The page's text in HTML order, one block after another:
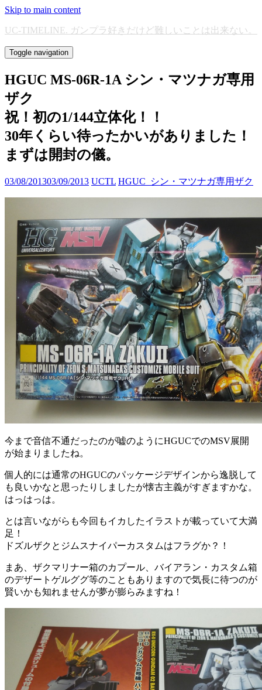
Skip to main content
UC-TIMELINE. ガンプラ好きだけど難しいことは出来ない。
Toggle navigation
HGUC MS-06R-1A シン・マツナガ専用
ザク
祝！初の1/144立体化！！
30年くらい待ったかいがありました！
まずは開封の儀。
03/08/201303/09/2013 UCTL HGUC_シン・マツナガ専用ザク
今まで音信不通だったのが嘘のようにHGUCでのMSV展開
が始まりましたね。
個人的には通常のHGUCのパッケージデザインから逸脱して
も良いかなと思ったりしましたが懐古主義がすぎますかな。
はっはっは。
とは言いながらも今回もイカしたイラストが載っていて大満
足！
ドズルザクとジムスナイパーカスタムはフラグか？！
まあ、ザクマリナー箱のカプール、バイアラン・カスタム箱
のデザートゲルググ等のこともありますので気長に待つのが
賢いかも知れませんが夢が膨らみますね！